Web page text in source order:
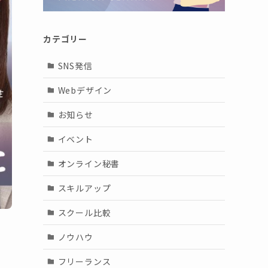
カテゴリー
SNS発信
Webデザイン
お知らせ
イベント
オンライン秘書
スキルアップ
スクール比較
ノウハウ
フリーランス